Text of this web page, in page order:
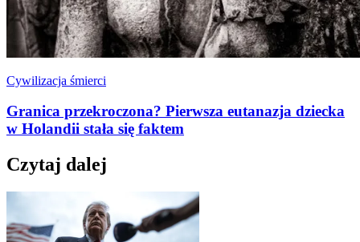
Cywilizacja śmierci
Granica przekroczona? Pierwsza eutanazja dziecka
w Holandii stała się faktem
Czytaj dalej